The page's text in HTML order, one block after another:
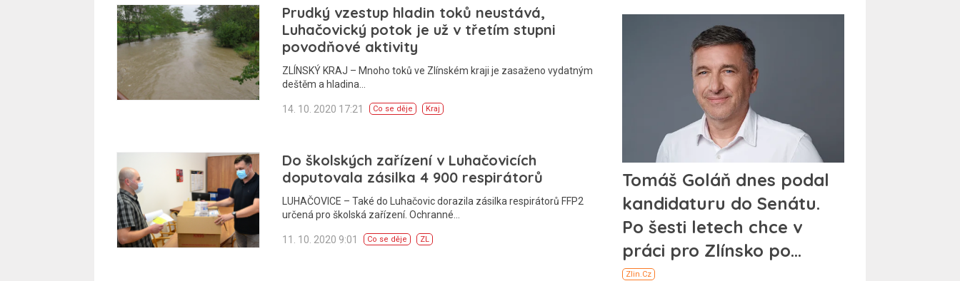
Prudký vzestup hladin toků neustává,
Luhačovický potok je už v třetím stupni
povodňové aktivity
ZLÍNSKÝ KRAJ – Mnoho toků ve Zlínském kraji je zasaženo vydatným
deštěm a hladina…
14. 10. 2020 17:21 Co se děje Kraj
Do školských zařízení v Luhačovicích
doputovala zásilka 4 900 respirátorů
LUHAČOVICE – Také do Luhačovic dorazila zásilka respirátorů FFP2
určená pro školská zařízení. Ochranné…
11. 10. 2020 9:01 Co se děje ZL